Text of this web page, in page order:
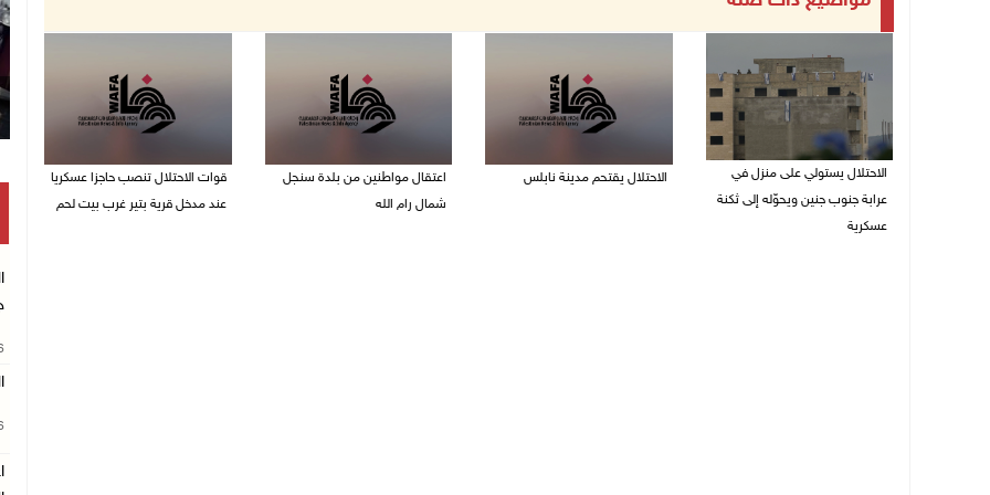
الاحتلال يستولي على منزل في
عرابة جنوب جنين ويحوّله إلى ثكنة
عسكرية
الاحتلال يقتحم مدينة نابلس
اعتقال مواطنين من بلدة سنجل
شمال رام الله
قوات الاحتلال تنصب حاجزا عسكريا
عند مدخل قرية بتير غرب بيت لحم